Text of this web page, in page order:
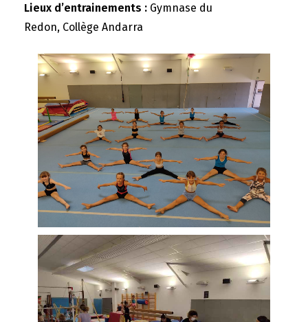
Lieux d’entrainements : Gymnase du
Redon, Collège Andarra